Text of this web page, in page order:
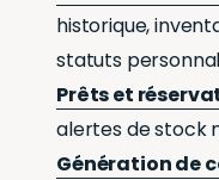
historique,
statuts
Prêts et
alertes de stock
Génération de